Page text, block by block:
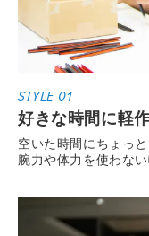
STYLE 01
好きな時間に軽
空いた時間にちょっと
腕力や体力を使わな